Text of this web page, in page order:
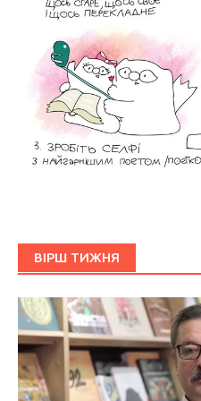
ВІРШ ТИЖНЯ